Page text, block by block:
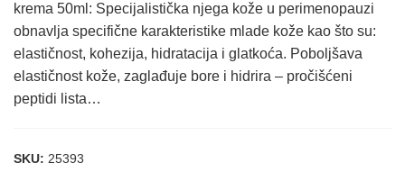
krema 50ml: Specijalistička njega kože u perimenopauzi
obnavlja specifične karakteristike mlade kože kao što su:
elastičnost, kohezija, hidratacija i glatkoća. Poboljšava
elastičnost kože, zaglađuje bore i hidrira – pročišćeni
peptidi lista…
SKU: 25393